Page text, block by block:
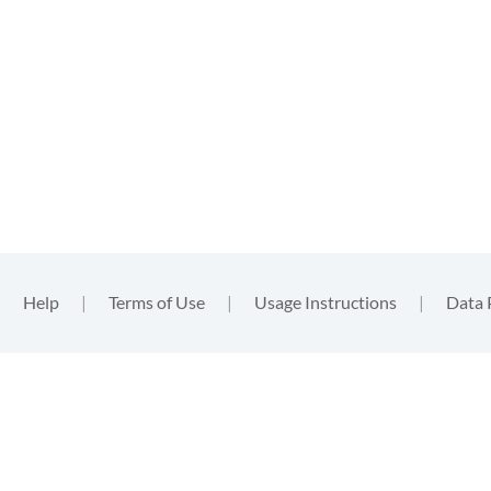
Help | Terms of Use | Usage Instructions | Data